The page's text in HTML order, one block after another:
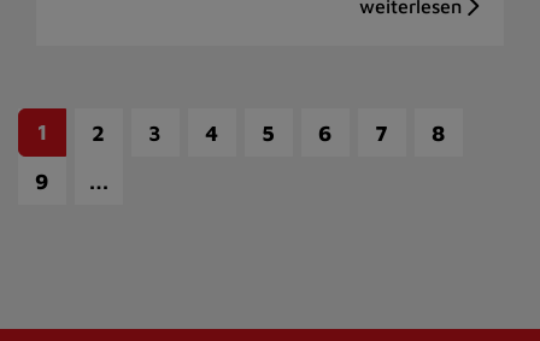
1 2 3 4 5 6 7
8
9
…